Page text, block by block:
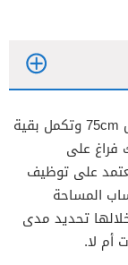
3 إطارات بعرض 75cm وتكمل بقية
فراغ على
على توظيف
المساحة
تحديد مدى
أم لا.